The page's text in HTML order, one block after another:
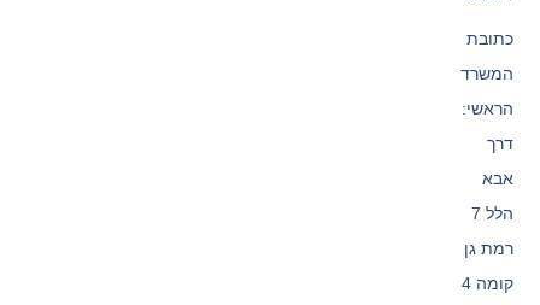
כתובת
המשרד
הראשי:
דרך
אבא
הלל 7
רמת גן
קומה 4